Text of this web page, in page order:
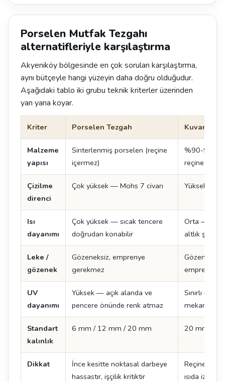
Porselen Mutfak Tezgahı
alternatifleriyle karşılaştırma
Akyeniköy bölgesinde en çok sorulan karşılaştırma,
aynı bütçeyle hangi yüzeyin daha doğru olduğudur.
Aşağıdaki tablo iki grubu teknik kriterler üzerinden
yan yana koyar.
Kriter Porselen Tezgah Kuvars
Malzeme
yapısı
Sinterlenmiş porselen (reçine
içermez)
%90-93
reçine +
Çizilme
direnci
Çok yüksek — Mohs 7 civarı Yüksek —
Isı
dayanımı
Çok yüksek — sıcak tencere
doğrudan konabilir
Orta —
altlık şart
Leke /
gözenek
Gözeneksiz, emprenye
gerekmez
emprenye
UV
dayanımı
Yüksek — açık alanda ve
pencere önünde renk atmaz
Sınırlı —
mekan
Standart
kalınlık
6 mm / 12 mm / 20 mm 20 mm /
Dikkat
İnce kesitte noktasal darbeye
hassastır, işçilik kritiktir
Reçine
ısıda iz